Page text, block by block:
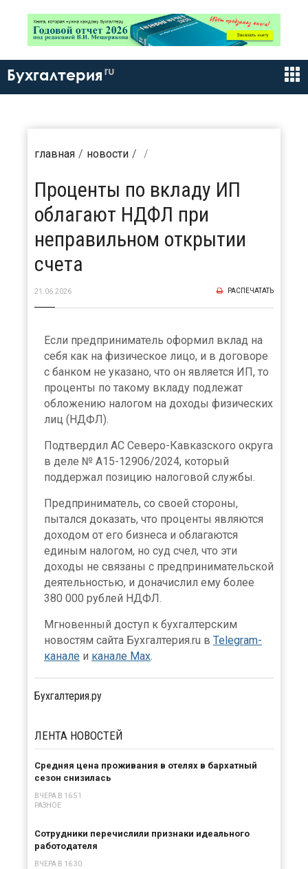
Бухгалтерия ru
главная новости
Проценты по вкладу ИП
облагают НДФЛ при
неправильном открытии
счета
21.06.2026 РАСПЕЧАТАТЬ
Если предприниматель оформил вклад на
себя как на физическое лицо, и в договоре
с банком не указано, что он является ИП, то
проценты по такому вкладу подлежат
обложению налогом на доходы физических
лиц (НДФЛ).
Подтвердил АС Северо-Кавказского округа
в деле № А15-12906/2024, который
поддержал позицию налоговой службы.
Предприниматель, со своей стороны,
пытался доказать, что проценты являются
доходом от его бизнеса и облагаются
единым налогом, но суд счел, что эти
доходы не связаны с предпринимательской
деятельностью, и доначислил ему более
380 000 рублей НДФЛ.
Мгновенный доступ к бухгалтерским
новостям сайта Бухгалтерия.ru в Telegram-
канале и канале Max.
Бухгалтерия.ру
ЛЕНТА НОВОСТЕЙ
Средняя цена проживания в отелях в бархатный
сезон снизилась
ВЧЕРА В 16:51
РАЗНОЕ
Сотрудники перечислили признаки идеального
работодателя
ВЧЕРА В 16:30